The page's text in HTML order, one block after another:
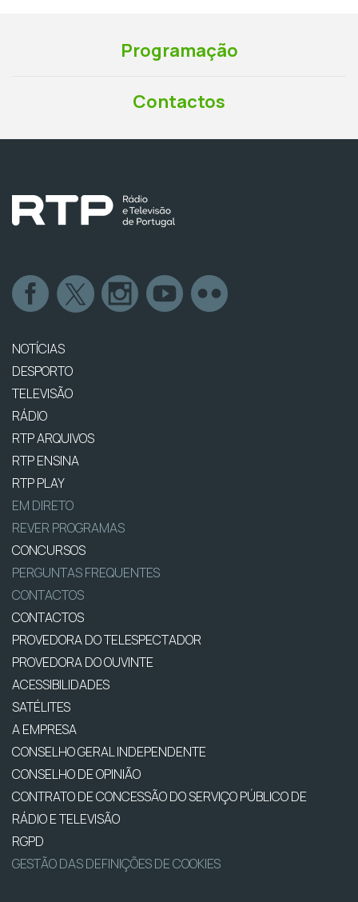
Programação
Contactos
NOTÍCIAS
DESPORTO
TELEVISÃO
RÁDIO
RTP ARQUIVOS
RTP ENSINA
RTP PLAY
EM DIRETO
REVER PROGRAMAS
CONCURSOS
PERGUNTAS FREQUENTES
CONTACTOS
CONTACTOS
PROVEDORA DO TELESPECTADOR
PROVEDORA DO OUVINTE
ACESSIBILIDADES
SATÉLITES
A EMPRESA
CONSELHO GERAL INDEPENDENTE
CONSELHO DE OPINIÃO
CONTRATO DE CONCESSÃO DO SERVIÇO PÚBLICO DE
RÁDIO E TELEVISÃO
RGPD
GESTÃO DAS DEFINIÇÕES DE COOKIES